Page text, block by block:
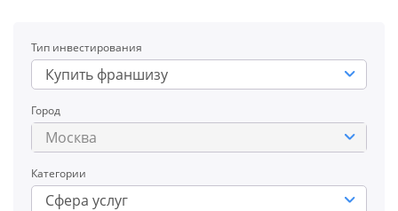
Тип инвестирования
Купить франшизу
Город
Москва
Категории
Сфера услуг